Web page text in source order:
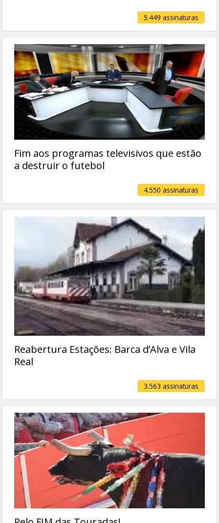
5.449 assinaturas
Fim aos programas televisivos que estão
a destruir o futebol
4.550 assinaturas
Reabertura Estações: Barca d’Alva e Vila
Real
3.563 assinaturas